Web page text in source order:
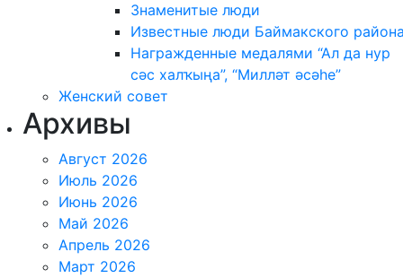
Знаменитые люди
Известные люди Баймакского
Награжденные медалями “Ал да нур
сәс халҡыңа”, “Милләт әсәһе”
Женский совет
Архивы
Август 2026
Июль 2026
Июнь 2026
Май 2026
Апрель 2026
Март 2026